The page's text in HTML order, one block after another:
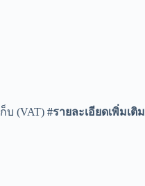
บ (VAT) #รายละเอียดเพิ่มเติม